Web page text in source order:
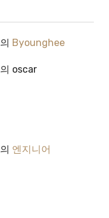
의 Byounghee
의 oscar
의 엔지니어